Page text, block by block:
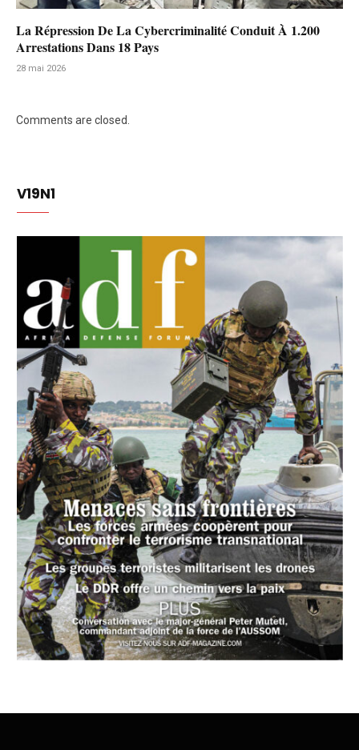
La Répression De La Cybercriminalité Conduit À 1.200
Arrestations Dans 18 Pays
28 mai 2026
Comments are closed.
V19N1